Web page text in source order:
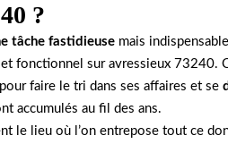
?
tâche fastidieuse mais
fonctionnel sur avressieux 73240.
faire le tri dans ses affaires et se
accumulés au fil des ans.
le lieu où l’on entrepose tout ce